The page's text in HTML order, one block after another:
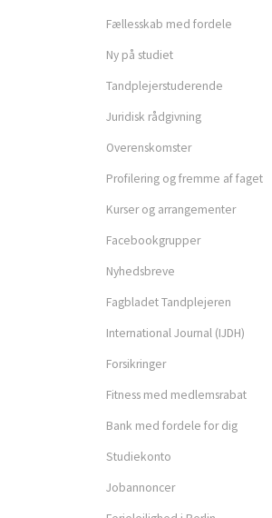
Fællesskab med fordele
Ny på studiet
Tandplejerstuderende
Juridisk rådgivning
Overenskomster
Profilering og fremme af faget
Kurser og arrangementer
Facebookgrupper
Nyhedsbreve
Fagbladet Tandplejeren
International Journal (IJDH)
Forsikringer
Fitness med medlemsrabat
Bank med fordele for dig
Studiekonto
Jobannoncer